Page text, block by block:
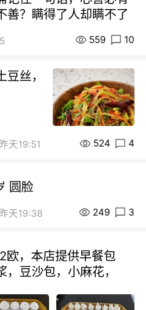
善？瞒得了人却瞒不了
559 10
丝，
昨天19:51 524 4
圆脸
昨天19:38 249 3
欧，本店提供早餐包
豆沙包，小麻花，